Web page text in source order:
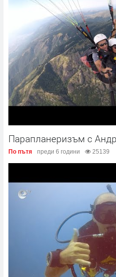
Парапланеризъм с
По пътя преди 6 години 25139